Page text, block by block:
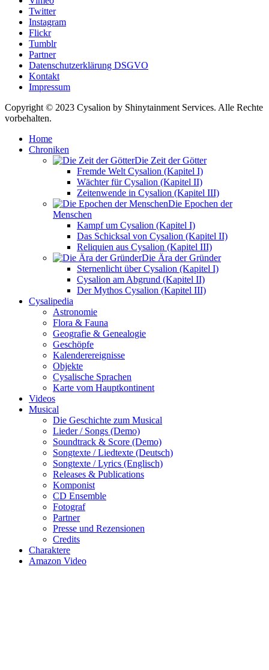
Twitter
Instagram
Flickr
Tumblr
Partner
Datenschutzerklärung DSGVO
Kontakt
Impressum
Copyright © 2023 Cysalion by Shinytainment Services. Alle Rechte
vorbehalten.
Home
Chroniken
Die Zeit der Götter
Fremde Welt Cysalion (Kapitel I)
Wächter für Cysalion (Kapitel II)
Zeitenwende in Cysalion (Kapitel III)
Die Epochen der
Menschen
Kampf um Cysalion (Kapitel I)
Das Schicksal von Cysalion (Kapitel II)
Reliquien aus Cysalion (Kapitel III)
Die Ära der Gründer
Sternenlicht über Cysalion (Kapitel I)
Cysalion am Abgrund (Kapitel II)
Der Mythos Cysalion (Kapitel III)
Cysalipedia
Astronomie
Flora & Fauna
Geografie & Genealogie
Geschöpfe
Kalenderereignisse
Objekte
Cysalische Sprachen
Karte vom Hauptkontinent
Videos
Musical
Die Geschichte zum Musical
Lieder / Songs (Demo)
Soundtrack & Score (Demo)
Songtexte / Liedtexte (Deutsch)
Songtexte / Lyrics (Englisch)
Releases & Publications
Komponist
CD Ensemble
Fotograf
Partner
Presse und Rezensionen
Credits
Charaktere
Amazon Video